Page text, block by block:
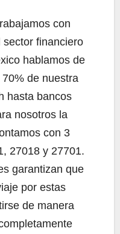
con
financiero
hablamos de
de nuestra
hasta bancos
nosotros la
con 3
27018 y 27701.
garantizan que
por estas
de manera